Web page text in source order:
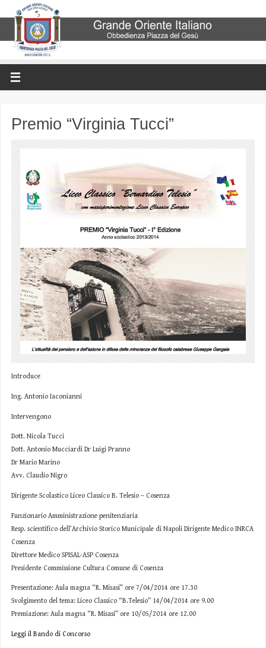
Premio “Virginia Tucci”
Introduce
Ing. Antonio Iaconianni
Intervengono
Dott. Nicola Tucci
Dott. Antonio Mucciardi Dr Luigi Pranno
Dr Mario Marino
Avv. Claudio Nigro
Dirigente Scolastico Liceo Classico B. Telesio – Cosenza
Funzionario Amministrazione penitenziaria
Resp. scientifico dell’Archivio Storico Municipale di Napoli Dirigente Medico INRCA
Cosenza
Direttore Medico SPISAL-ASP Cosenza
Presidente Commissione Cultura Comune di Cosenza
Presentazione: Aula magna “R. Misasi” ore 7/04/2014 ore 17.30
Svolgimento del tema: Liceo Classico “B.Telesio” 14/04/2014 ore 9.00
Premiazione: Aula magna “R. Misasi” ore 10/05/2014 ore 12.00
Leggi il Bando di Concorso